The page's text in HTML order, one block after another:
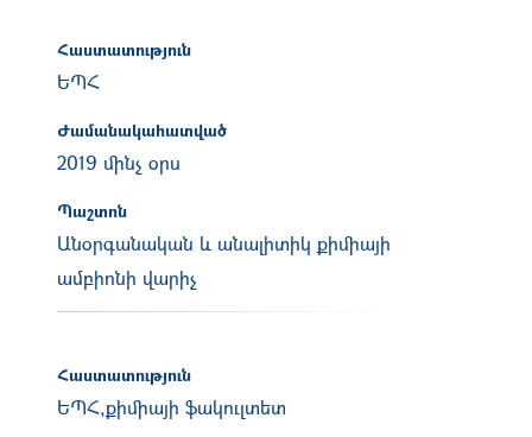
Հաստատություն
ԵՊՀ
Ժամանակահատված
2019 մինչ օրս
Պաշտոն
Անօրգանական և անալիտիկ քիմիայի
ամբիոնի վարիչ
Հաստատություն
ԵՊՀ,քիմիայի ֆակուլտետ